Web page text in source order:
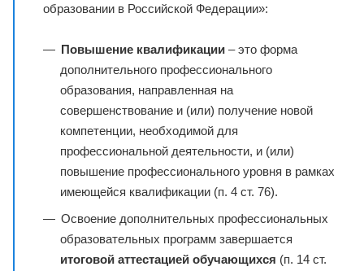
образовании в Российской Федерации»:
Повышение квалификации – это форма
дополнительного профессионального
образования, направленная на
совершенствование и (или) получение новой
компетенции, необходимой для
профессиональной деятельности, и (или)
повышение профессионального уровня в рамках
имеющейся квалификации (п. 4 ст. 76).
Освоение дополнительных профессиональных
образовательных программ завершается
итоговой аттестацией обучающихся (п. 14 ст.